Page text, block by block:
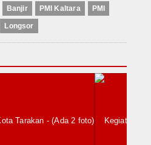
Banjir PMI Kaltara PMI
Longsor